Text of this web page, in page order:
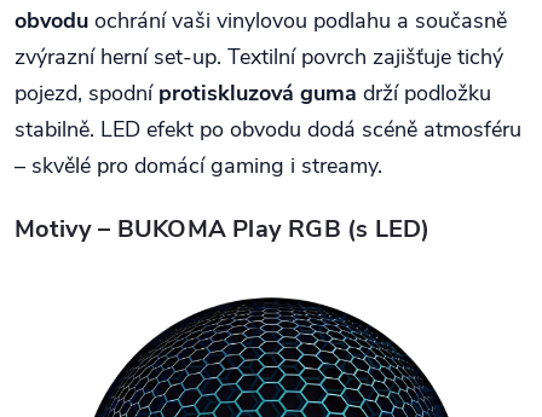
obvodu ochrání vaši vinylovou podlahu a současně
zvýrazní herní set‑up. Textilní povrch zajišťuje tichý
pojezd, spodní protiskluzová guma drží podložku
stabilně. LED efekt po obvodu dodá scéně atmosféru
– skvělé pro domácí gaming i streamy.
Motivy – BUKOMA Play RGB (s LED)